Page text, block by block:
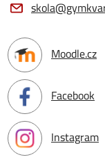
Moodle.cz
Facebook
Instagram